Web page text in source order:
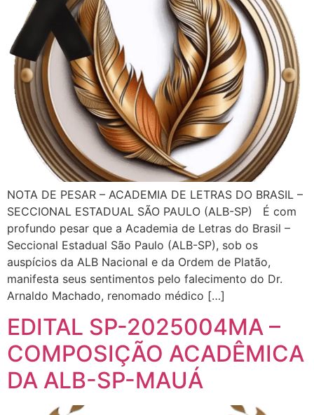
NOTA DE PESAR – ACADEMIA DE LETRAS DO BRASIL –
SECCIONAL ESTADUAL SÃO PAULO (ALB-SP) É com
profundo pesar que a Academia de Letras do Brasil –
Seccional Estadual São Paulo (ALB-SP), sob os
auspícios da ALB Nacional e da Ordem de Platão,
manifesta seus sentimentos pelo falecimento do Dr.
Arnaldo Machado, renomado médico […]
EDITAL SP-2025004MA –
COMPOSIÇÃO ACADÊMICA
DA ALB-SP-MAUÁ